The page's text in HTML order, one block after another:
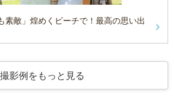
素敵」煌めくビーチで！最高の思い出
撮影例をもっと見る